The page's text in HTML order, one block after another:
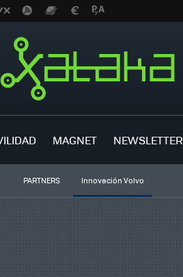
MAGNET NEWSLETTER
PARTNERS Innovación Volvo